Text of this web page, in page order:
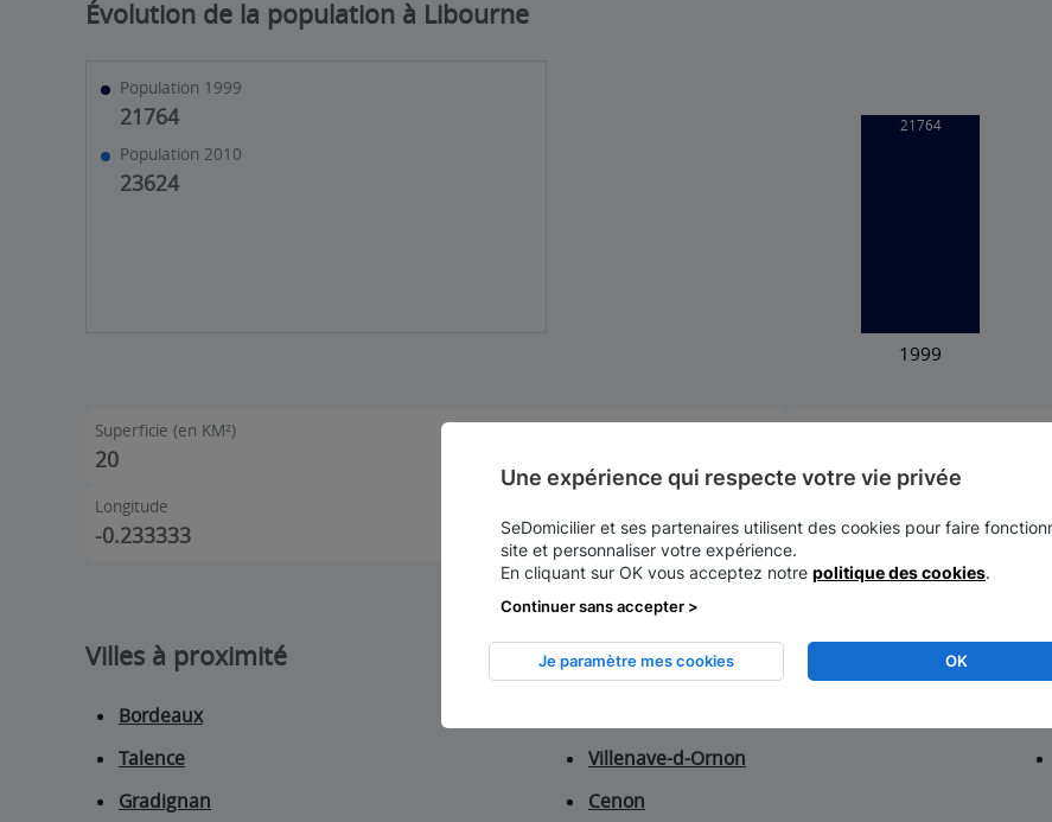
Évolution de la population à Libourne
Population 1999
21764
Population 2010
23624
Superficie (en KM²)
20
Longitude
-0.233333 44.9167
Villes à proximité
Bordeaux
Talence
Villenave-d-Ornon
Gradignan
Cenon
Une expérience qui respecte votre vie privée
SeDomicilier et ses partenaires utilisent des cookies pour faire
site et personnaliser votre expérience.
En cliquant sur OK vous acceptez notre politique des cookies.
OK
Je paramètre mes cookies
Continuer sans accepter >